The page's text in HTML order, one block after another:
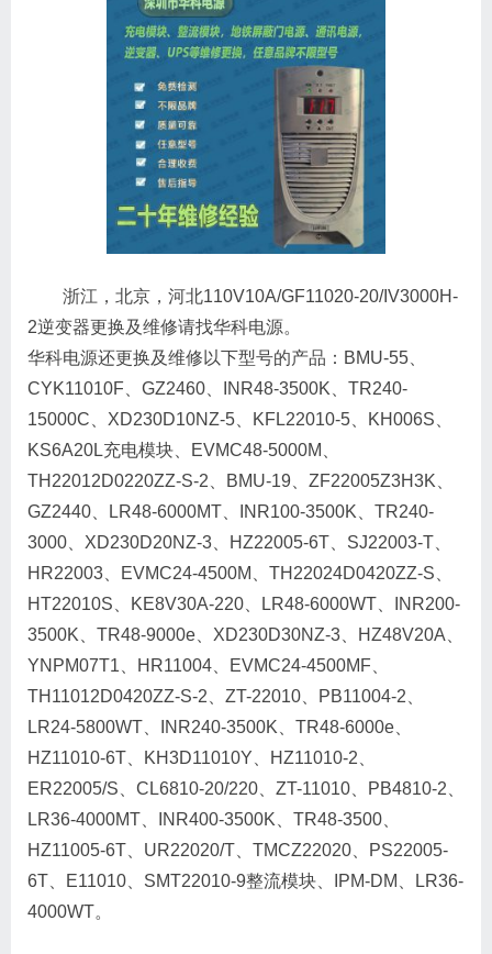
浙江，北京，河北110V10A/GF11020-20/IV3000H-
2逆变器更换及维修请找华科电源。
华科电源还更换及维修以下型号的产品：BMU-55、
CYK11010F、GZ2460、INR48-3500K、TR240-
15000C、XD230D10NZ-5、KFL22010-5、KH006S、
KS6A20L充电模块、EVMC48-5000M、
TH22012D0220ZZ-S-2、BMU-19、ZF22005Z3H3K、
GZ2440、LR48-6000MT、INR100-3500K、TR240-
3000、XD230D20NZ-3、HZ22005-6T、SJ22003-T、
HR22003、EVMC24-4500M、TH22024D0420ZZ-S、
HT22010S、KE8V30A-220、LR48-6000WT、INR200-
3500K、TR48-9000e、XD230D30NZ-3、HZ48V20A、
YNPM07T1、HR11004、EVMC24-4500MF、
TH11012D0420ZZ-S-2、ZT-22010、PB11004-2、
LR24-5800WT、INR240-3500K、TR48-6000e、
HZ11010-6T、KH3D11010Y、HZ11010-2、
ER22005/S、CL6810-20/220、ZT-11010、PB4810-2、
LR36-4000MT、INR400-3500K、TR48-3500、
HZ11005-6T、UR22020/T、TMCZ22020、PS22005-
6T、E11010、SMT22010-9整流模块、IPM-DM、LR36-
4000WT。